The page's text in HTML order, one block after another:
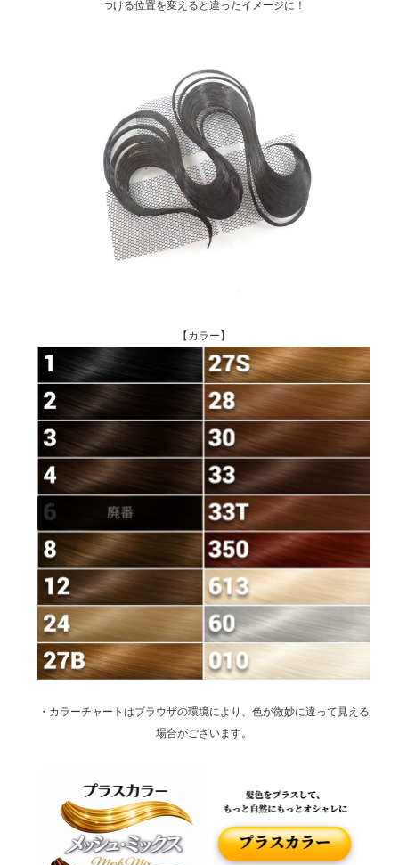
つける位置を変えると違ったイメージに！
【カラー】
・カラーチャートはブラウザの環境により、色が微妙に違って見える
場合がございます。